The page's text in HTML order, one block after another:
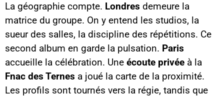
La géographie compte. Londres demeure la
matrice du groupe. On y entend les studios, la
sueur des salles, la discipline des répétitions. Ce
second album en garde la pulsation. Paris
accueille la célébration. Une écoute privée à la
Fnac des Ternes a joué la carte de la proximité.
Les profils sont tournés vers la régie, tandis que